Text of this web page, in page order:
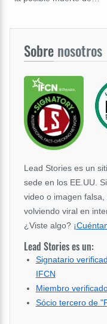
Sobre nosotros
Lead Stories es un
sede en los EE.UU.
video o imagen
volviendo viral en
¿Viste algo?
Lead Stories es un:
Signatario
IFCN
Miembro
Sócio tercero de